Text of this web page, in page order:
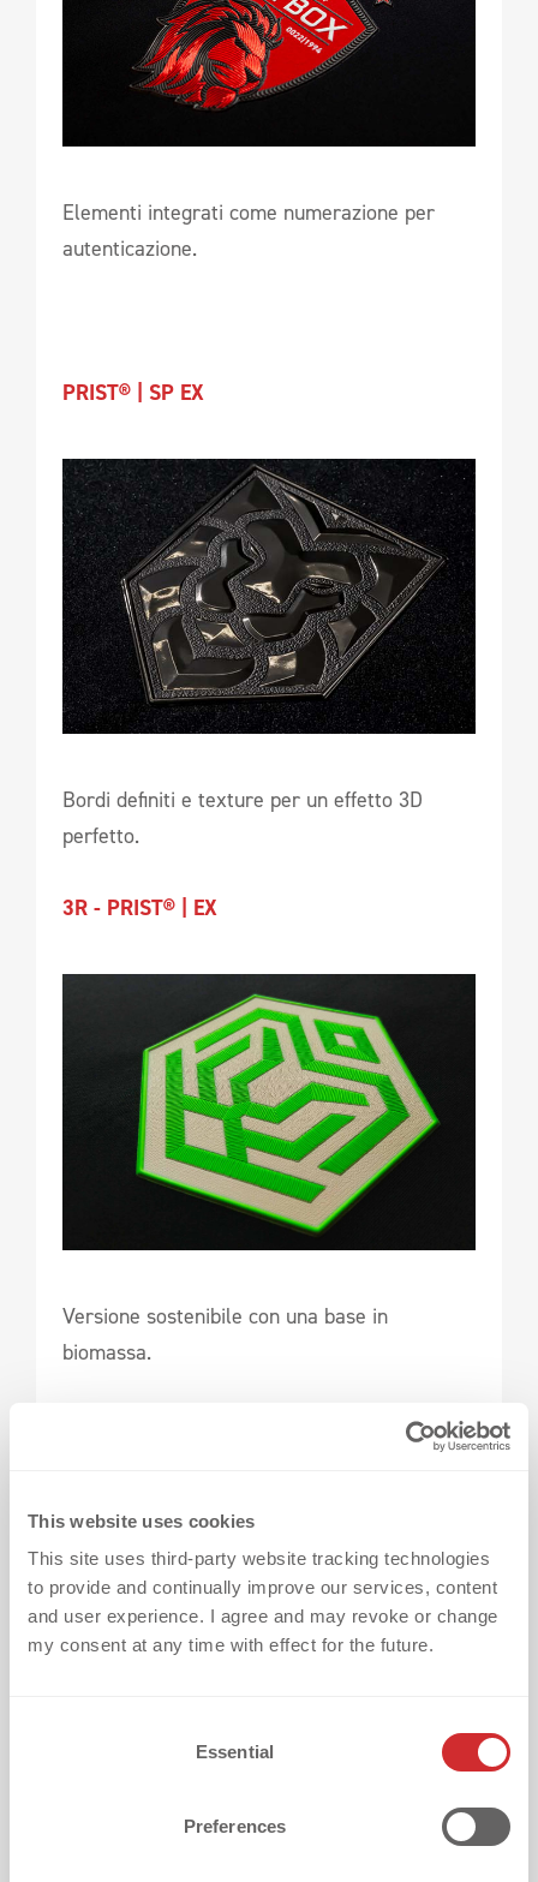
This website uses cookies
This site uses third-party website tracking technologies
to provide and continually improve our services, content
and user experience. I agree and may revoke or change
my consent at any time with effect for the future.
Essential
Preferences
Elementi integrati come numerazione per
autenticazione.
PRIST® | SP EX
Bordi definiti e texture per un effetto 3D
perfetto.
3R - PRIST® | EX
Versione sostenibile con una base in
biomassa.
Profondità con Tecnologia Lenticolare